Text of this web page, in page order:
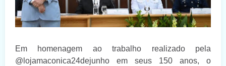
Em homenagem ao trabalho realizado pela
@lojamaconica24dejunho em seus 150 anos, o